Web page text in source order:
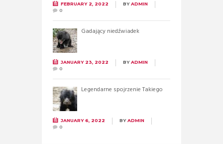
FEBRUARY 2, 2022 BYADMIN
0
Gadający niedźwiadek
JANUARY 23, 2022 BYADMIN
0
Legendarne spojrzenie Takiego
JANUARY 6, 2022 BYADMIN
0